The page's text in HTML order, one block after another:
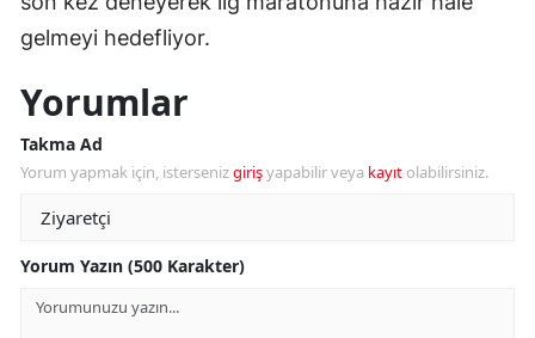
gelmeyi hedefliyor.
Yorumlar
Takma Ad
Yorum yapmak için, istersenizgirişyapabilir veya kayıt olabilirsiniz.
Yorum Yazın (500 Karakter)